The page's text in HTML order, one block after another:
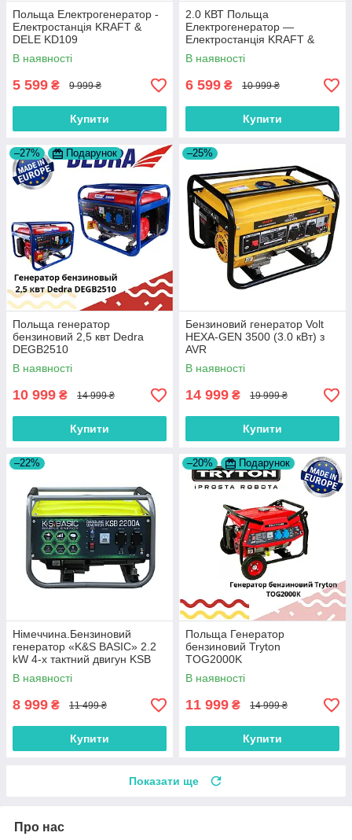
Польща Електрогенератор -
Електростанція KRAFT &
DELE KD109
В наявності
5 599 ₴ 9 999 ₴
Купити
2.0 КВТ Польща
Електрогенератор —
Електростанція KRAFT &
DELE KD (Kraft welle) 2,0 КВТ
В наявності
6 599 ₴ 10 999 ₴
Купити
–27% Подарунок
Польща генератор
бензиновий 2,5 квт Dedra
DEGB2510
В наявності
10 999 ₴ 14 999 ₴
Купити
–25%
Бензиновий генератор Volt
HEXA-GEN 3500 (3.0 кВт) з
AVR
В наявності
14 999 ₴ 19 999 ₴
Купити
–22%
Нiмеччина.Бензиновий
генератор «K&S BASIC» 2.2
kW 4-х тактний двигун KSB
2200A
В наявності
8 999 ₴ 11 499 ₴
Купити
–20% Подарунок
Польща Генератор
бензиновий Tryton
TOG2000K
В наявності
11 999 ₴ 14 999 ₴
Купити
Показати ще
Про нас